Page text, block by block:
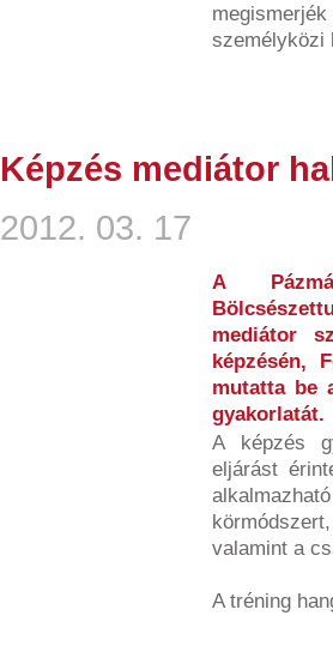
személyközi
Képzés mediátor
2012. 03. 17
A
mediátor
képzésén,
mutatta be
gyakorlatát.
A képzés
eljárást
valamint a
A tréning